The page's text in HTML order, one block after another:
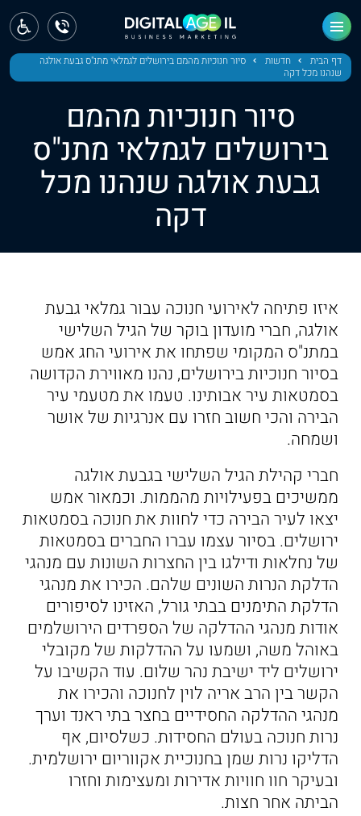
דף הבית חדשות
סיור חנוכיות מהמם בירושלים לגמלאי מתנ"ס גבעת אולגה
שנהנו מכל דקה
סיור חנוכיות מהמם
בירושלים לגמלאי מתנ"ס
גבעת אולגה שנהנו מכל
דקה
איזו פתיחה לאירועי חנוכה עבור גמלאי גבעת
אולגה, חברי מועדון בוקר של הגיל השלישי
במתנ"ס המקומי שפתחו את אירועי החג אמש
בסיור חנוכיות בירושלים, נהנו מאווירת הקדושה
בסמטאות עיר אבותינו. טעמו את מטעמי עיר
הבירה והכי חשוב חזרו עם אנרגיות של אושר
ושמחה.
חברי קהילת הגיל השלישי בגבעת אולגה
ממשיכים בפעילויות מהממות. וכמאור אמש
יצאו לעיר הבירה כדי לחוות את חנוכה בסמטאות
ירושלים. בסיור עצמו עברו החברים בסמטאות
של נחלאות ודילגו בין החצרות השונות עם מנהגי
הדלקת הנרות השונים שלהם. הכירו את מנהגי
הדלקת התימנים בבתי גורל, האזינו לסיפורים
אודות מנהגי ההדלקה של הספרדים הירושלמים
באוהל משה, ושמעו על ההדלקות של מקובלי
ירושלים ליד ישיבת נהר שלום. עוד הקשיבו על
הקשר בין הרב אריה לוין לחנוכה והכירו את
מנהגי ההדלקה החסידיים בחצר בתי ראנד וערך
נרות חנוכה בעולם החסידות. כשלסיום, אף
הדליקו נרות שמן בחנוכיית אקווריום ירושלמית.
ובעיקר חוו חוויות אדירות ומעצימות וחזרו
הביתה אחר חצות.
ראשי
חדשות
מחוז חיפה
מחוז מרכז
מחוז דרום